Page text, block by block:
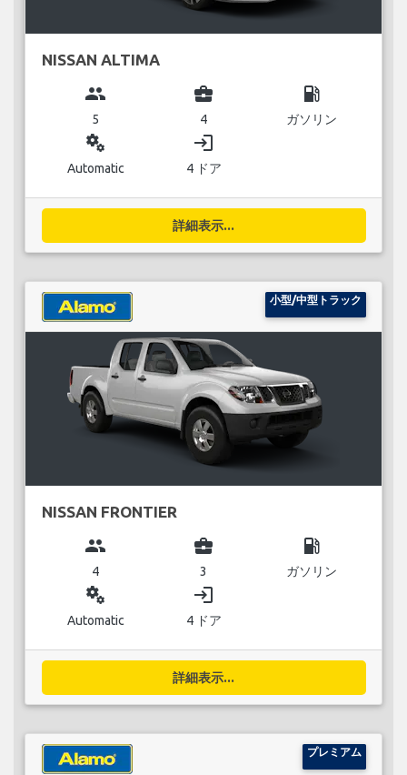
NISSAN ALTIMA
group
5
business_center
4
local_gas_station
ガソリン
miscellaneous_services
Automatic
login
4 ドア
詳細表示...
小型/中型トラック
NISSAN FRONTIER
group
4
business_center
3
local_gas_station
ガソリン
miscellaneous_services
Automatic
login
4 ドア
詳細表示...
プレミアム